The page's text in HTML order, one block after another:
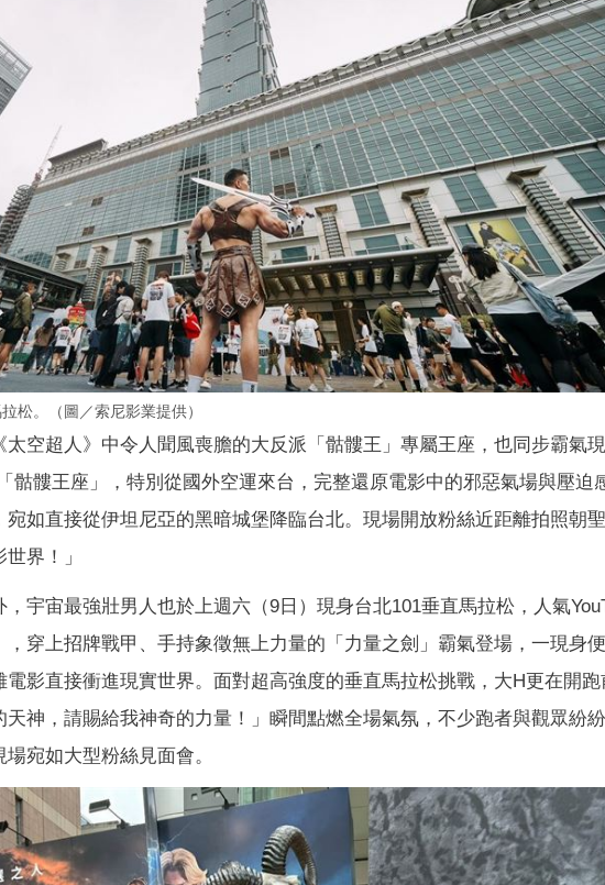
松。（圖／索尼影業提供）
空超人》中令人聞風喪膽的大反派「骷髏王」專屬王座，也同步霸氣
骷髏王座」，特別從國外空運來台，完整還原電影中的邪惡氣場與壓迫
如直接從伊坦尼亞的黑暗城堡降臨台北。現場開放粉絲近距離拍照朝
界！」
宇宙最強壯男人也於上週六（9日）現身台北101垂直馬拉松，人氣
穿上招牌戰甲、手持象徵無上力量的「力量之劍」霸氣登場，一現身
影直接衝進現實世界。面對超高強度的垂直馬拉松挑戰，大H更在開
神，請賜給我神奇的力量！」瞬間點燃全場氣氛，不少跑者與觀眾紛
宛如大型粉絲見面會。